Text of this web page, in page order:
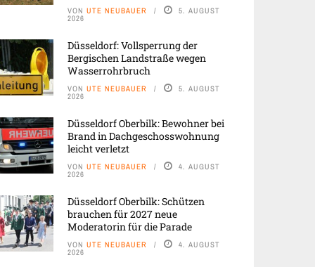
VON UTE NEUBAUER 5. AUGUST
2026
Düsseldorf: Vollsperrung der
Bergischen Landstraße wegen
Wasserrohrbruch
VON UTE NEUBAUER 5. AUGUST
2026
Düsseldorf Oberbilk: Bewohner bei
Brand in Dachgeschosswohnung
leicht verletzt
VON UTE NEUBAUER 4. AUGUST
2026
Düsseldorf Oberbilk: Schützen
brauchen für 2027 neue
Moderatorin für die Parade
VON UTE NEUBAUER 4. AUGUST
2026